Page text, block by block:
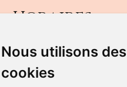
Nous utilisons des
cookies
Horaires
DU LUNDI AU VENDREDI
9h à 12h30 et de 14h à 18h
LE SAMEDI